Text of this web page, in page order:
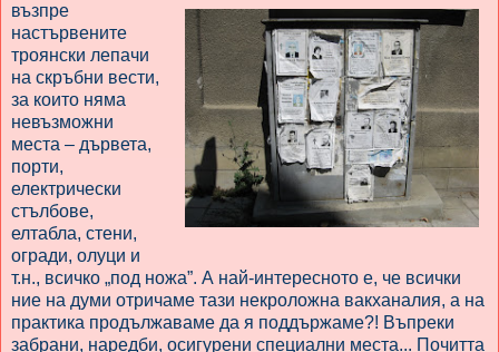
възпре
настървените
троянски лепачи
на скръбни вести,
за които няма
невъзможни
места – дървета,
порти,
електрически
стълбове,
елтабла, стени,
огради, олуци и
т.н., всичко „под ножа”. А най-интересното е, че всички
ние на думи отричаме тази некроложна вакханалия, а на
практика продължаваме да я поддържаме?! Въпреки
забрани, наредби, осигурени специални места... Почитта